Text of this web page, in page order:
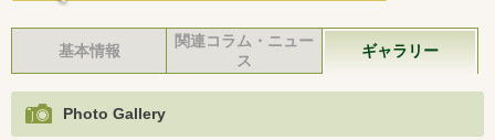
基本情報
関連コラム・ニュー
ス
ギャラリー
Photo Gallery